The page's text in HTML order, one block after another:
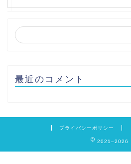
最近のコメント
プライバシーポリシー
2021–2026